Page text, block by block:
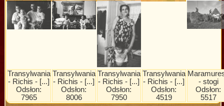
Transylwania
- Richis - [...]
Odsłon:
7965
Transylwania
- Richis - [...]
Odsłon:
8006
Transylwania
- Richis - [...]
Odsłon:
7950
Transylwania
- Richis - [...]
Odsłon:
4519
- stogi
Odsłon:
5517